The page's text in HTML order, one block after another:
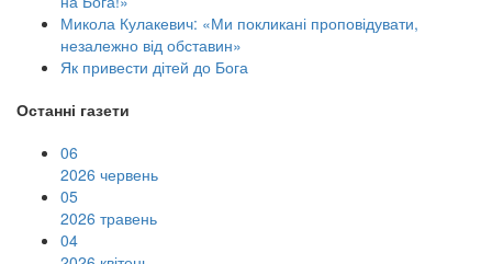
Микола Кулакевич: «Ми покликані проповідувати,
незалежно від обставин»
Як привести дітей до Бога
Останні газети
06
2026 червень
05
2026 травень
04